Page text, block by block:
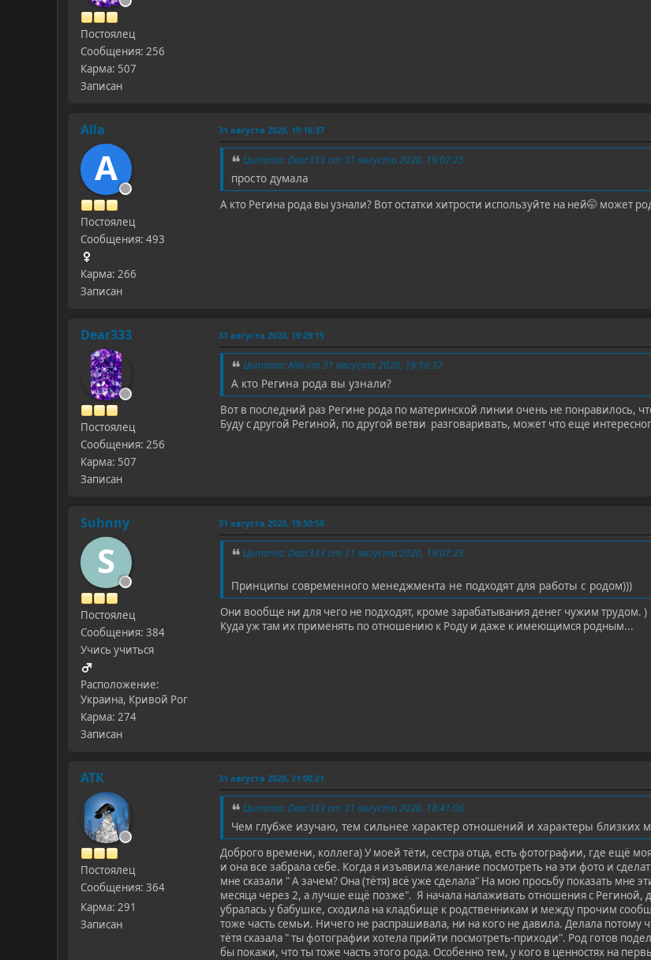
Постоялец
Сообщения: 256
Карма: 507
Записан
Alla
A
Постоялец
Сообщения: 493
Карма: 266
Записан
31 августа 2020, 19:16:37
Цитата: Dear333 от 31 августа 2020, 19:07:25
просто думала
А кто Регина рода вы узнали? Вот остатки хитрости используйте на ней🤭 может
Dear333
Постоялец
Сообщения: 256
Карма: 507
Записан
31 августа 2020, 19:29:15
Цитата: Alla от 31 августа 2020, 19:16:37
А кто Регина рода вы узнали?
Вот в последний раз Регине рода по материнской линии очень не понравилось,
Буду с другой Региной, по другой ветви разговаривать, может что еще
Suhnny
S
Постоялец
Сообщения: 384
Учись учиться
Расположение:
Украина, Кривой Рог
Карма: 274
Записан
31 августа 2020, 19:50:50
Цитата: Dear333 от 31 августа 2020, 19:07:25
Принципы современного менеджмента не подходят для работы с родом)))
Они вообще ни для чего не подходят, кроме зарабатывания денег чужим трудом. )
Куда уж там их применять по отношению к Роду и даже к имеющимся родным...
АТК
Постоялец
Сообщения: 364
Карма: 291
Записан
31 августа 2020, 21:00:21
Цитата: Dear333 от 31 августа 2020, 18:41:06
Чем глубже изучаю, тем сильнее характер отношений и характеры близких
Доброго времени, коллега) У моей тёти, сестра отца, есть фотографии, где ещё
и она все забрала себе. Когда я изъявила желание посмотреть на эти фото и
мне сказали " А зачем? Она (тётя) всё уже сделала" На мою просьбу показать мне
месяца через 2, а лучше ещё позже". Я начала налаживать отношения с Региной,
убралась у бабушке, сходила на кладбище к родственникам и между прочим
тоже часть семьи. Ничего не распрашивала, ни на кого не давила. Делала потому
тётя сказала " ты фотографии хотела прийти посмотреть-приходи". Род готов
бы покажи, что ты тоже часть этого рода. Особенно тем, у кого в ценностях на